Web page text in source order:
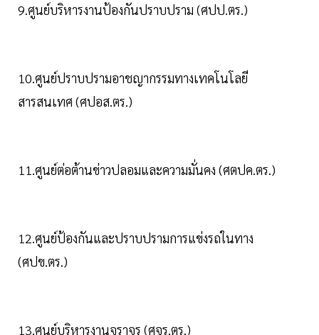
9.ศูนย์บริหารงานป้องกันปราบปราม (ศปป.ตร.)
10.ศูนย์ปราบปรามอาชญากรรมทางเทคโนโลยี
สารสนเทศ (ศปอส.ตร.)
11.ศูนย์ต่อต้านข่าวปลอมและความมั่นคง (ศตปค.ตร.)
12.ศูนย์ป้องกันและปราบปรามการแข่งรถในทาง
(ศปข.ตร.)
13.ศูนย์บริหารงานจราจร (ศจร.ตร.)